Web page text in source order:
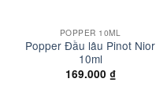
POPPER 10ML
Popper Đầu lâu Pinot Nior
10ml
169.000 ₫